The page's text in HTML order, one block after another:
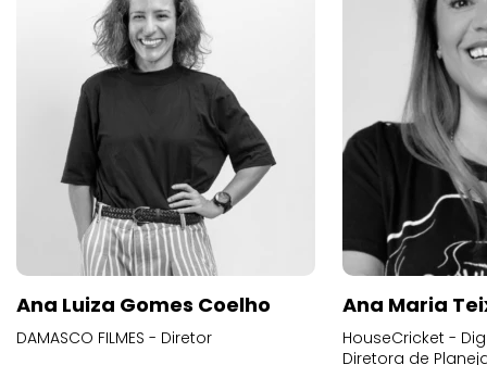
Ana Luiza Gomes Coelho
DAMASCO FILMES - Diretor
Ana Maria
HouseCricket -
Diretora de